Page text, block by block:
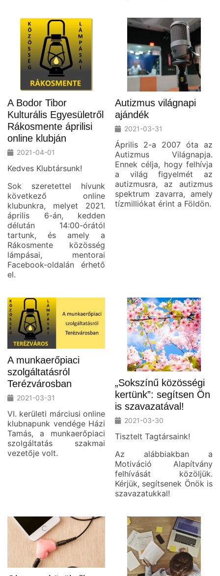
A Bodor Tibor
Kulturális Egyesületről
Rákosmente áprilisi
online klubján
2021-04-01
Kedves Klubtársunk!
Sok szeretettel hívunk
következő online
klubunkra, melyet 2021.
április 6-án, kedden
délután 14:00-órától
tartunk, és amely a
Rákosmente közösség
lámpásai, mentorai
Facebook-oldalán érhető
el.
Autizmus világnapi
ajándék
2021-03-31
Április 2-a 2007 óta az
Autizmus Világnapja.
Ennek célja, hogy felhívja
a világ figyelmét az
autizmusra, az autizmus
spektrum zavarra, amely
tízmilliókat érint a Földön.
A munkaerőpiaci
szolgáltatásról
Terézvárosban
2021-03-31
VI. kerületi márciusi online
klubnapunk vendége Házi
Tamás, a munkaerőpiaci
szolgáltatás szakmai
vezetője volt.
„Sokszínű közösségi
kertünk”: segítsen Ön
is szavazatával!
2021-03-30
Tisztelt Tagtársaink!
Az alábbiakban a
Motiváció Alapítvány
felhívását közöljük.
Kérjük, segítsenek Önök is
szavazatukkal!